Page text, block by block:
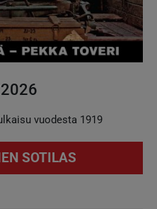
vuodesta 1919
SOTILAS